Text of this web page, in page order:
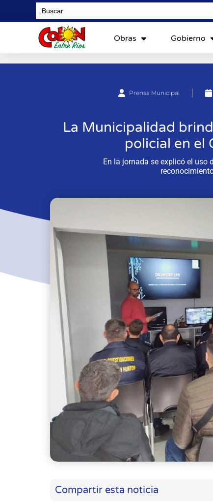
Search
for:
Obras Gobierno
Prensa Municipal
La Municipalidad
policial en el
En la jornada se explicó el uso
Compartir esta noticia